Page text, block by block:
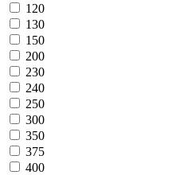
120
130
150
200
230
240
250
300
350
375
400